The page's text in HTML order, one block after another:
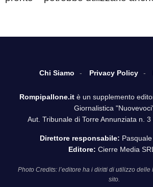
Chi Siamo Privacy Policy
Rompipallone.it è un supplemento
Giornalistica
Aut. Tribunale di Torre Annunziata n. 3
Direttore responsabile:
Editore: Cierre Media
Photo Credits: l’editore ha i diritti di utilizzo
sito.